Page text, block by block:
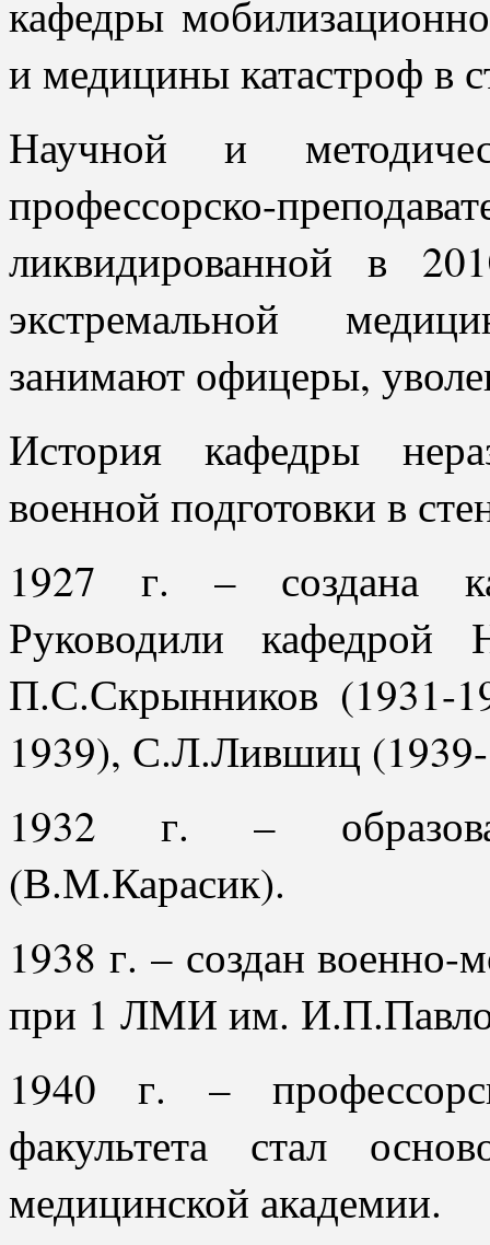
кафедры
и медицины катастроф в
Научной и
профессорско-
ликвидированной в
экстремальной
занимают офицеры,
История кафедры
военной подготовки в
1927 г. – создана
Руководили кафедрой
П.С.Скрынников (1931-
1939), С.Л.Лившиц
1932 г. –
(В.М.Карасик).
1938 г. – создан военно-
при 1 ЛМИ им.
1940 г. –
факультета стал
медицинской академии.